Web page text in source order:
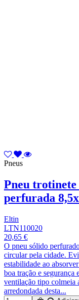
Pneus
Pneu
perfurada
Eltin
LTN110020
20,65 €
O pneu sólido
circular pela cidade.
estabilidade ao
boa tração e segurança
ventilação tipo colmeia
arredondada desta...